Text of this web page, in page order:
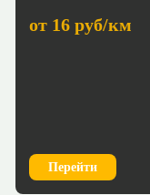
от 16 руб/км
Перейти